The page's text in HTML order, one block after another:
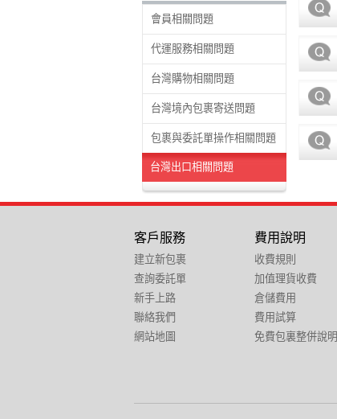
會員相關問題
代運服務相關問題
台灣購物相關問題
台灣境內包裹寄送問題
包裹與委託單操作相關問題
台灣出口相關問題
客戶服務
建立新包裹
查詢委託單
新手上路
聯絡我們
網站地圖
費用說明
收費規則
加值理貨收費
倉儲費用
費用試算
免費包裏整併說明